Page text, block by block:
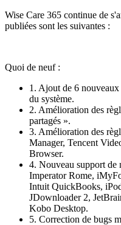
Wise Care 365 continue de
publiées sont les suivantes :
Quoi de neuf :
1. Ajout de 6 nouveaux
du système.
2. Amélioration des
partagés ».
3. Amélioration des
Manager, Tencent
Browser.
4. Nouveau support de
Imperator Rome,
Intuit QuickBooks,
JDownloader 2,
Kobo Desktop.
5. Correction de bugs